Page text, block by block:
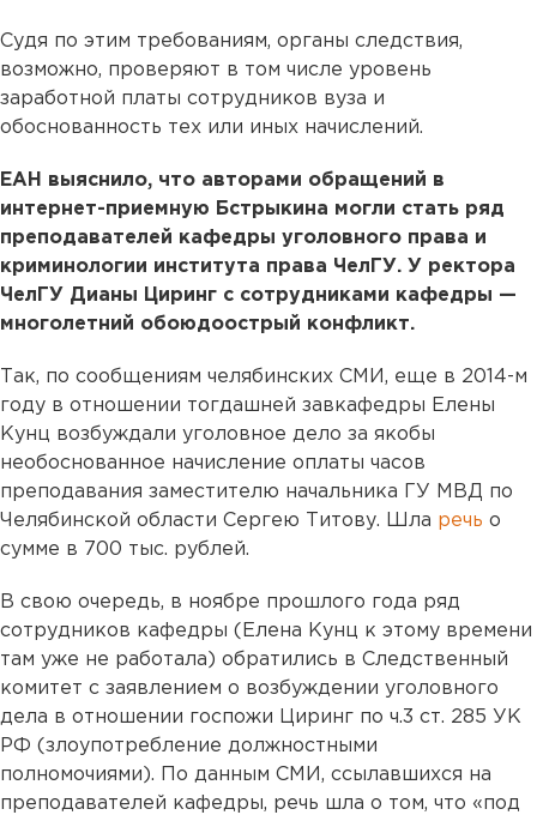
Судя по этим требованиям, органы следствия,
возможно, проверяют в том числе уровень
заработной платы сотрудников вуза и
обоснованность тех или иных начислений.
ЕАН выяснило, что авторами обращений в
интернет-приемную Бстрыкина могли стать ряд
преподавателей кафедры уголовного права и
криминологии института права ЧелГУ. У ректора
ЧелГУ Дианы Циринг с сотрудниками кафедры —
многолетний обоюдоострый конфликт.
Так, по сообщениям челябинских СМИ, еще в 2014-м
году в отношении тогдашней завкафедры Елены
Кунц возбуждали уголовное дело за якобы
необоснованное начисление оплаты часов
преподавания заместителю начальника ГУ МВД по
Челябинской области Сергею Титову. Шла речь о
сумме в 700 тыс. рублей.
В свою очередь, в ноябре прошлого года ряд
сотрудников кафедры (Елена Кунц к этому времени
там уже не работала) обратились в Следственный
комитет с заявлением о возбуждении уголовного
дела в отношении госпожи Циринг по ч.3 ст. 285 УК
РФ (злоупотребление должностными
полномочиями). По данным СМИ, ссылавшихся на
преподавателей кафедры, речь шла о том, что «под